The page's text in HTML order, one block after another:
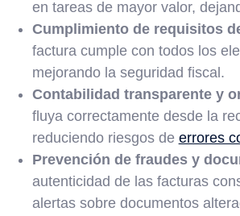
en tareas de mayor valor,
Cumplimiento de requisitos
factura cumple con todos los
mejorando la seguridad fiscal.
Contabilidad transparente y
fluya correctamente desde la
reduciendo riesgos de errores
Prevención de fraudes y
autenticidad de las facturas
alertas sobre documentos